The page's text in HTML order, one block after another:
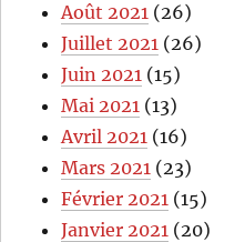
Août 2021 (26)
Juillet 2021 (26)
Juin 2021 (15)
Mai 2021 (13)
Avril 2021 (16)
Mars 2021 (23)
Février 2021 (15)
Janvier 2021 (20)